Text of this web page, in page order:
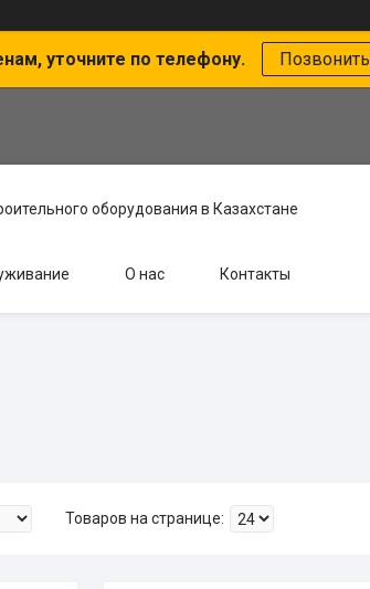
уточните по телефону. Позвонить
оборудования в Казахстане
О нас Контакты